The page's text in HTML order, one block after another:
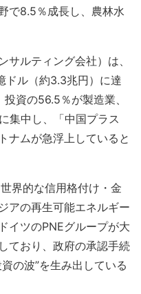
で8.5％成長し、農林水
ルティング会社）は、
ドル（約3.3兆円）に達
資の56.5％が製造業、
集中し、「中国プラス
ナムが急浮上していると
界的な信用格付け・金
アの再生可能エネルギー
イツのPNEグループが大
ており、政府の承認手続
の波”を生み出している